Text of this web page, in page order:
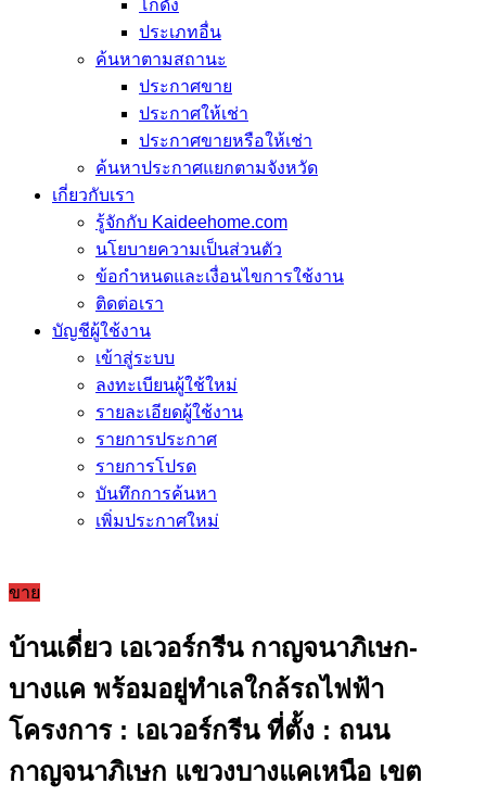
โกดัง
ประเภทอื่น
ค้นหาตามสถานะ
ประกาศขาย
ประกาศให้เช่า
ประกาศขายหรือให้เช่า
ค้นหาประกาศแยกตามจังหวัด
เกี่ยวกับเรา
รู้จักกับ Kaideehome.com
นโยบายความเป็นส่วนตัว
ข้อกำหนดและเงื่อนไขการใช้งาน
ติดต่อเรา
บัญชีผู้ใช้งาน
เข้าสู่ระบบ
ลงทะเบียนผู้ใช้ใหม่
รายละเอียดผู้ใช้งาน
รายการประกาศ
รายการโปรด
บันทึกการค้นหา
เพิ่มประกาศใหม่
ขาย
บ้านเดี่ยว เอเวอร์กรีน กาญจนาภิเษก-
บางแค พร้อมอยู่ทำเลใกล้รถไฟฟ้า
โครงการ : เอเวอร์กรีน ที่ตั้ง : ถนน
กาญจนาภิเษก แขวงบางแคเหนือ เขต